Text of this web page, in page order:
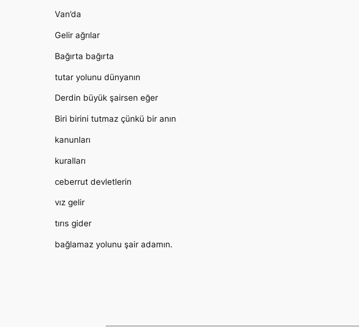
Van’da
Gelir ağrılar
Bağırta bağırta
tutar yolunu dünyanın
Derdin büyük şairsen eğer
Biri birini tutmaz çünkü bir anın
kanunları
kuralları
ceberrut devletlerin
vız gelir
tırıs gider
bağlamaz yolunu şair adamın.